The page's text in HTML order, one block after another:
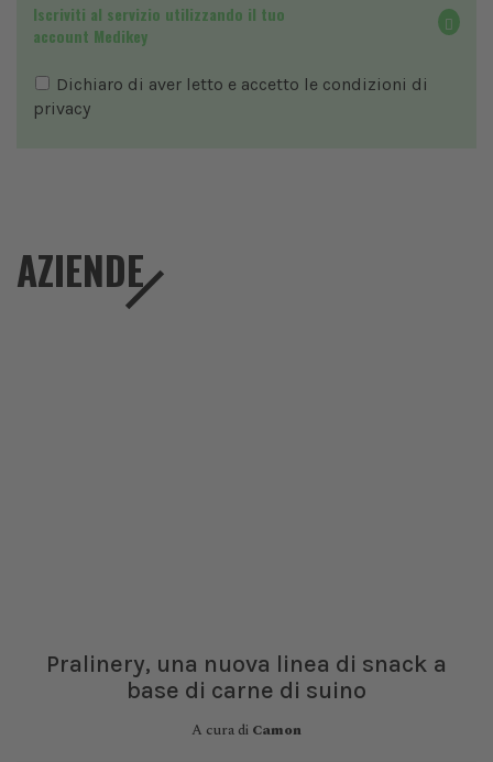
Iscriviti al servizio utilizzando il tuo
account Medikey
Dichiaro di aver letto e accetto le condizioni di
privacy
AZIENDE
Pralinery, una nuova linea di snack a
base di carne di suino
A cura di Camon